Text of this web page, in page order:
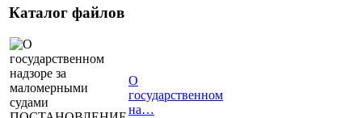
Каталог файлов
О
государственном
на…